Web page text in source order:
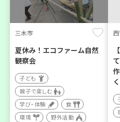
三木市
夏休み！エコファーム自然
観察会
子ども
親子で楽しむ
学び・体験
食
環境
野外活動